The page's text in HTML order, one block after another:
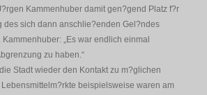
Kammenhuber damit gen?gend Platz f?r
des sich dann anschlie?enden Gel?ndes
„Es war endlich einmal
zu haben.“
Stadt wieder den Kontakt zu m?glichen
beispielsweise waren am